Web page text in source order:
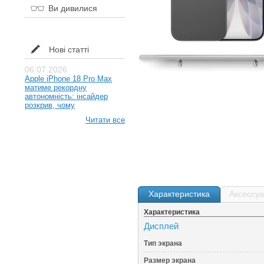
Ви дивилися
Нові статті
06.07.2026
Apple iPhone 18 Pro Max
матиме рекордну
автономність: інсайдер
розкрив, чому
Читати все
Характеристика
Характеристика
Дисплей
Тип экрана
Размер экрана